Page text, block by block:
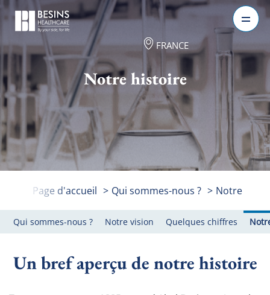
FRANCE
Notre histoire
Page d'accueil > Qui sommes-nous ? > Notre
Qui sommes-nous ? Notre vision Quelques chiffres
Un bref aperçu de notre histoire